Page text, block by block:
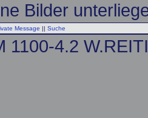
Bilder
Message || Suche
1100-4.2